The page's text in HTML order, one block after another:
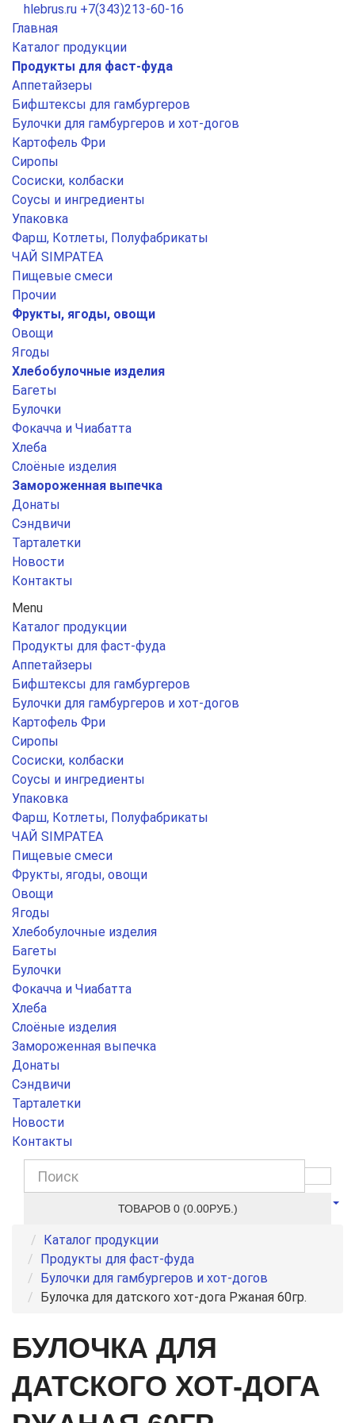
hlebrus.ru +7(343)213-60-16
Главная
Каталог продукции
Продукты для фаст-фуда
Аппетайзеры
Бифштексы для гамбургеров
Булочки для гамбургеров и хот-догов
Картофель Фри
Сиропы
Сосиски, колбаски
Соусы и ингредиенты
Упаковка
Фарш, Котлеты, Полуфабрикаты
ЧАЙ SIMPATEA
Пищевые смеси
Прочии
Фрукты, ягоды, овощи
Овощи
Ягоды
Хлебобулочные изделия
Багеты
Булочки
Фокачча и Чиабатта
Хлеба
Слоёные изделия
Замороженная выпечка
Донаты
Сэндвичи
Тарталетки
Новости
Контакты
Menu
Каталог продукции
Продукты для фаст-фуда
Аппетайзеры
Бифштексы для гамбургеров
Булочки для гамбургеров и хот-догов
Картофель Фри
Сиропы
Сосиски, колбаски
Соусы и ингредиенты
Упаковка
Фарш, Котлеты, Полуфабрикаты
ЧАЙ SIMPATEA
Пищевые смеси
Фрукты, ягоды, овощи
Овощи
Ягоды
Хлебобулочные изделия
Багеты
Булочки
Фокачча и Чиабатта
Хлеба
Слоёные изделия
Замороженная выпечка
Донаты
Сэндвичи
Тарталетки
Новости
Контакты
ТОВАРОВ 0 (0.00РУБ.)
Каталог продукции
Продукты для фаст-фуда
Булочки для гамбургеров и хот-догов
Булочка для датского хот-дога Ржаная 60гр.
БУЛОЧКА ДЛЯ
ДАТСКОГО ХОТ-ДОГА